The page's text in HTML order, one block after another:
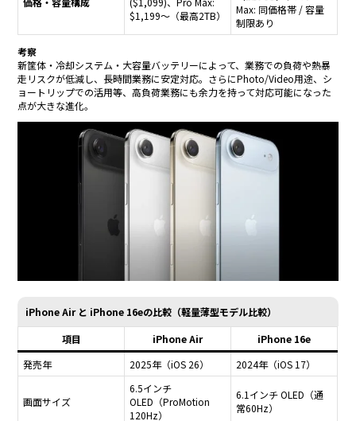
$1,199〜（最高2TB）
Max: 同価格帯 / 容量
制限あり
考察
新筐体・冷却システム・大容量バッテリーによって、業務での負荷や熱暴
走リスクが低減し、長時間業務に安定対応。さらにPhoto/Video用途、シ
ョートリップでの活用等、高負荷業務にも余力を持って対応可能になった
点が大きな進化。
iPhone Air と iPhone 16eの比較（軽量薄型モデル比較）
項目
iPhone Air
iPhone 16e
発売年
2025年（iOS 26） 2024年（iOS 17）
画面サイズ
6.5インチ
OLED（ProMotion
120Hz）
6.1インチ OLED（通
常60Hz）